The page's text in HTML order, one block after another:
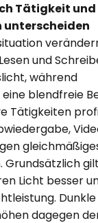
Tätigkeit
unterscheiden
und
während
blendfreie
Tätigkeiten
Licht besser
dagegen